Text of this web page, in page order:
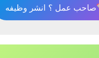
صاحب عمل ؟ انشر وظيفه